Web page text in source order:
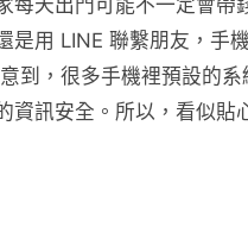
是用 LINE 聯繫朋友，手
到，很多手機裡預設的
資訊安全。所以，看似貼